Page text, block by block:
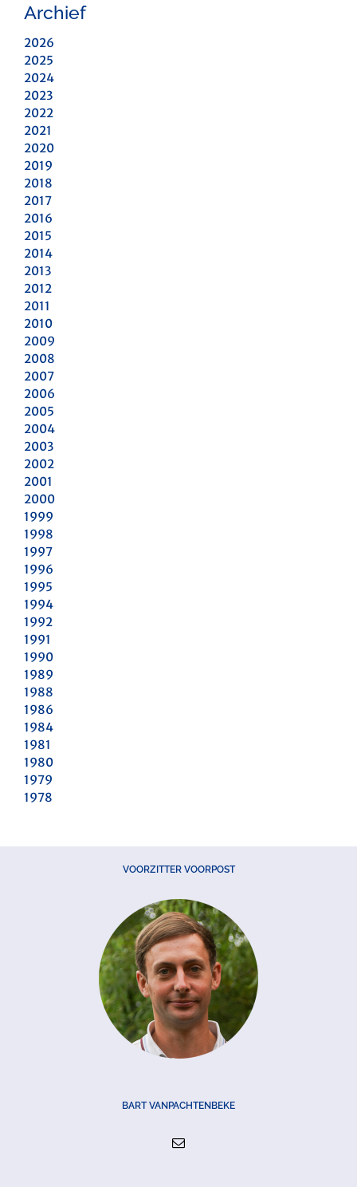
Archief
2026
2025
2024
2023
2022
2021
2020
2019
2018
2017
2016
2015
2014
2013
2012
2011
2010
2009
2008
2007
2006
2005
2004
2003
2002
2001
2000
1999
1998
1997
1996
1995
1994
1992
1991
1990
1989
1988
1986
1984
1981
1980
1979
1978
VOORZITTER VOORPOST
BART VANPACHTENBEKE